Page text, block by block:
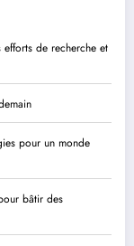
de recherche et
pour un monde
bâtir des